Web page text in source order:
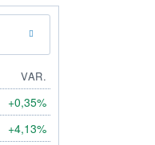
VAR.
+0,35%
+4,13%